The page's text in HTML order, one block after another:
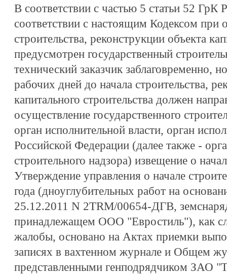
В соответствии с частью 5 статьи 52 ГрК
соответствии с настоящим Кодексом при
строительства, реконструкции объекта
предусмотрен государственный
технический заказчик заблаговременно,
рабочих дней до начала строительства,
капитального строительства должен
осуществление государственного
орган исполнительной власти, орган
Российской Федерации (далее также -
строительного надзора) извещение о
Утверждение управления о начале
года (дноуглубительных работ на
25.12.2011 N 2ТRМ/00654-ДГВ,
принадлежащем ООО "Евростиль"), как
жалобы, основано на Актах приемки
записях в вахтенном журнале и Общем
представленными генподрядчиком ЗАО